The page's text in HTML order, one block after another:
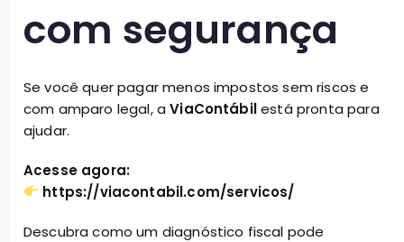
com segurança
Se você quer pagar menos impostos sem riscos e
com amparo legal, aViaContábilestá pronta para
ajudar.
Acesse agora:
https://viacontabil.com/servicos/
Descubra como um diagnóstico fiscal pode